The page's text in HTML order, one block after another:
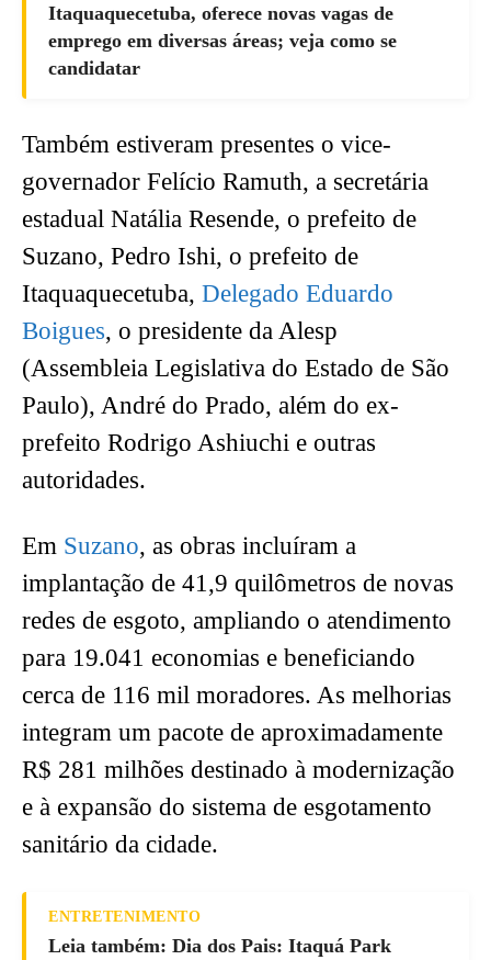
Itaquaquecetuba, oferece novas vagas de
emprego em diversas áreas; veja como se
candidatar
Também estiveram presentes o vice-
governador Felício Ramuth, a secretária
estadual Natália Resende, o prefeito de
Suzano, Pedro Ishi, o prefeito de
Itaquaquecetuba, Delegado Eduardo
Boigues, o presidente da Alesp
(Assembleia Legislativa do Estado de São
Paulo), André do Prado, além do ex-
prefeito Rodrigo Ashiuchi e outras
autoridades.
Em Suzano, as obras incluíram a
implantação de 41,9 quilômetros de novas
redes de esgoto, ampliando o atendimento
para 19.041 economias e beneficiando
cerca de 116 mil moradores. As melhorias
integram um pacote de aproximadamente
R$ 281 milhões destinado à modernização
e à expansão do sistema de esgotamento
sanitário da cidade.
ENTRETENIMENTO
Leia também: Dia dos Pais: Itaquá Park